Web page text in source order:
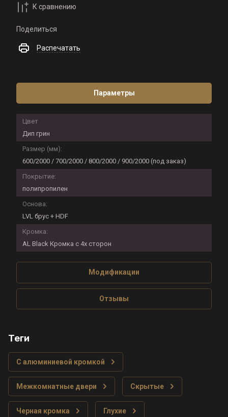
К сравнению
Поделиться
Распечатать
Параметры
Цвет
Дип грин
Размер (мм):
600/2000 / 700/2000 / 800/2000 / 900/2000 (под заказ)
Покрытие:
полипропилен
Основа:
LVL брус + HDF
Кромка:
AL Black Кромка с 4х сторон
Модификации
Отзывы
теги
С алюминиевой кромкой
Межкомнатные двери Скрытые
Черная кромка Глухие